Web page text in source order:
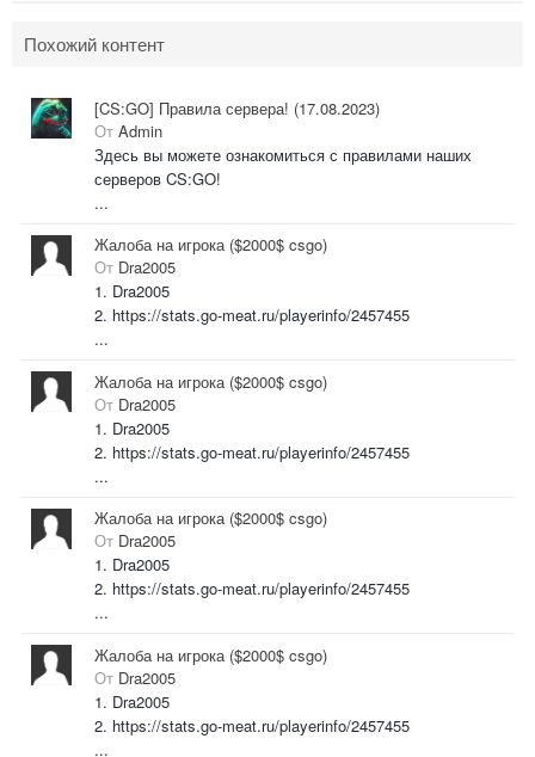
Похожий контент
[CS:GO] Правила сервера! (17.08.2023)
От Admin
Здесь вы можете ознакомиться с правилами наших
серверов CS:GO!
...
Жалоба на игрока ($2000$ csgo)
От Dra2005
1. Dra2005
2. https://stats.go-meat.ru/playerinfo/2457455
...
Жалоба на игрока ($2000$ csgo)
От Dra2005
1. Dra2005
2. https://stats.go-meat.ru/playerinfo/2457455
...
Жалоба на игрока ($2000$ csgo)
От Dra2005
1. Dra2005
2. https://stats.go-meat.ru/playerinfo/2457455
...
Жалоба на игрока ($2000$ csgo)
От Dra2005
1. Dra2005
2. https://stats.go-meat.ru/playerinfo/2457455
...